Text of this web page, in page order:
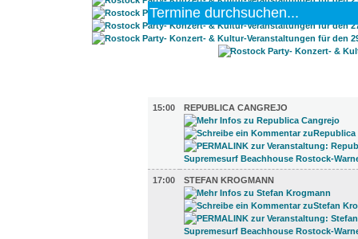
15:00
REPUBLICA CANGREJO
17:00 STEFAN KROGMANN